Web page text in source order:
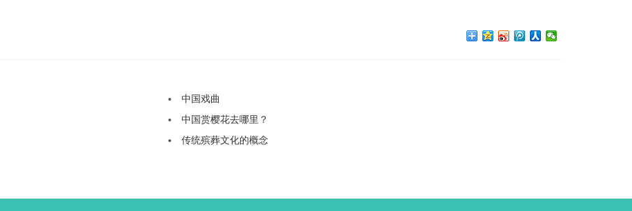
中国戏曲
中国赏樱花去哪里？
传统殡葬文化的概念